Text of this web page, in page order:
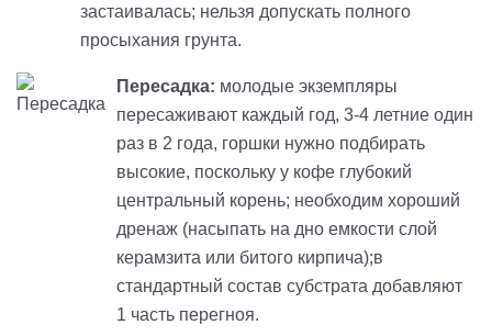
застаивалась; нельзя допускать полного
просыхания грунта.
Пересадка: молодые экземпляры
пересаживают каждый год, 3-4 летние один
раз в 2 года, горшки нужно подбирать
высокие, поскольку у кофе глубокий
центральный корень; необходим хороший
дренаж (насыпать на дно емкости слой
керамзита или битого кирпича);в
стандартный состав субстрата добавляют
1 часть перегноя.